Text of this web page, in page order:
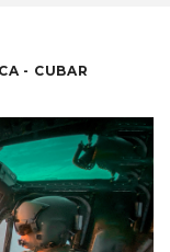
- CUBAR